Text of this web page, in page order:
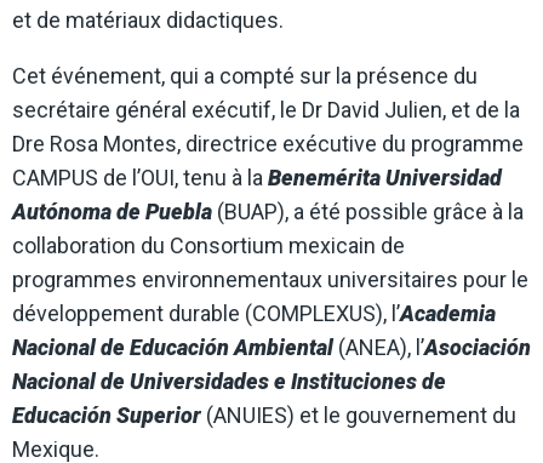
et de matériaux didactiques.
Cet événement, qui a compté sur la présence du
secrétaire général exécutif, le Dr David Julien, et de la
Dre Rosa Montes, directrice exécutive du programme
CAMPUS de l’OUI, tenu à la Benemérita Universidad
Autónoma de Puebla (BUAP), a été possible grâce à la
collaboration du Consortium mexicain de
programmes environnementaux universitaires pour le
développement durable (COMPLEXUS), l’Academia
Nacional de Educación Ambiental(ANEA), l’Asociación
Nacional de Universidades e Instituciones de
Educación Superior (ANUIES) et le gouvernement du
Mexique.